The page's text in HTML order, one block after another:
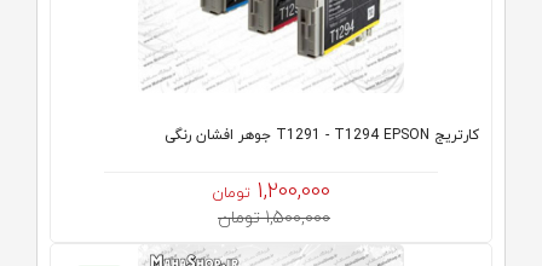
کارتریج T1291 - T1294 EPSON جوهر افشان رنگی
1,200,000 تومان
1,500,000 تومان